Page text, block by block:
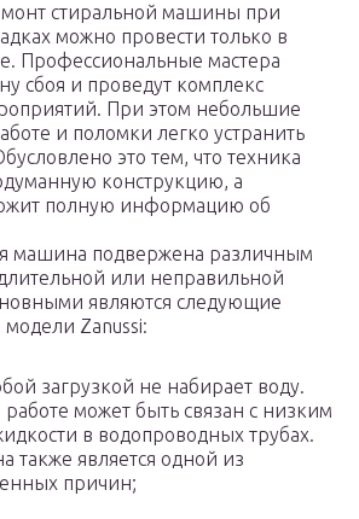
стиральной машины при
можно провести только в
Профессиональные мастера
сбоя и проведут комплекс
При этом небольшие
и поломки легко устранить
это тем, что техника
конструкцию, а
полную информацию об
машина подвержена различным
или неправильной
являются следующие
Zanussi:
загрузкой не набирает воду.
работе может быть связан с низким
в водопроводных трубах.
также является одной из
причин;